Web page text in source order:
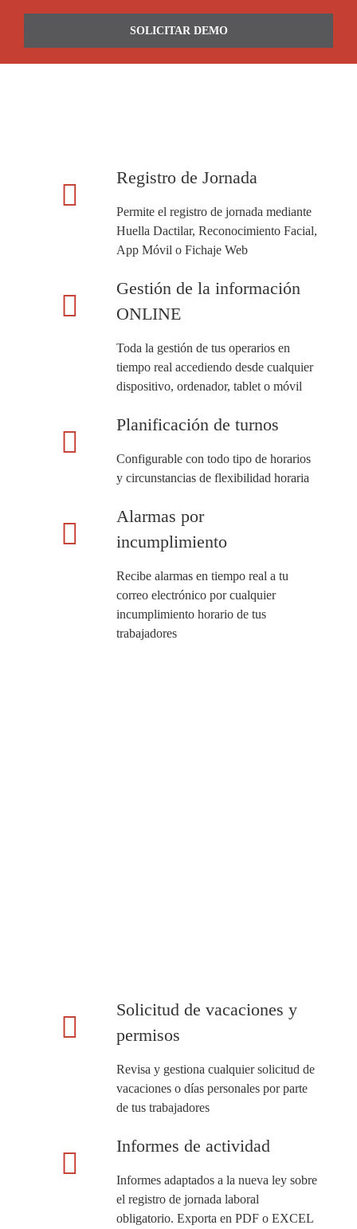
SOLICITAR DEMO
Registro de Jornada
Permite el registro de jornada mediante
Huella Dactilar, Reconocimiento Facial,
App Móvil o Fichaje Web
Gestión de la información
ONLINE
Toda la gestión de tus operarios en
tiempo real accediendo desde cualquier
dispositivo, ordenador, tablet o móvil
Planificación de turnos
Configurable con todo tipo de horarios
y circunstancias de flexibilidad horaria
Alarmas por
incumplimiento
Recibe alarmas en tiempo real a tu
correo electrónico por cualquier
incumplimiento horario de tus
trabajadores
Solicitud de vacaciones y
permisos
Revisa y gestiona cualquier solicitud de
vacaciones o días personales por parte
de tus trabajadores
Informes de actividad
Informes adaptados a la nueva ley sobre
el registro de jornada laboral
obligatorio. Exporta en PDF o EXCEL